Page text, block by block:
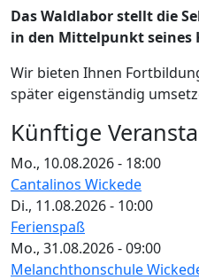
Das Waldlabor stellt die
in den Mittelpunkt seines
Wir bieten Ihnen
später eigenständig
Künftige
Mo., 10.08.2026 - 18:00
Cantalinos Wickede
Di., 11.08.2026 - 10:00
Ferienspaß
Mo., 31.08.2026 - 09:00
Melanchthonschule